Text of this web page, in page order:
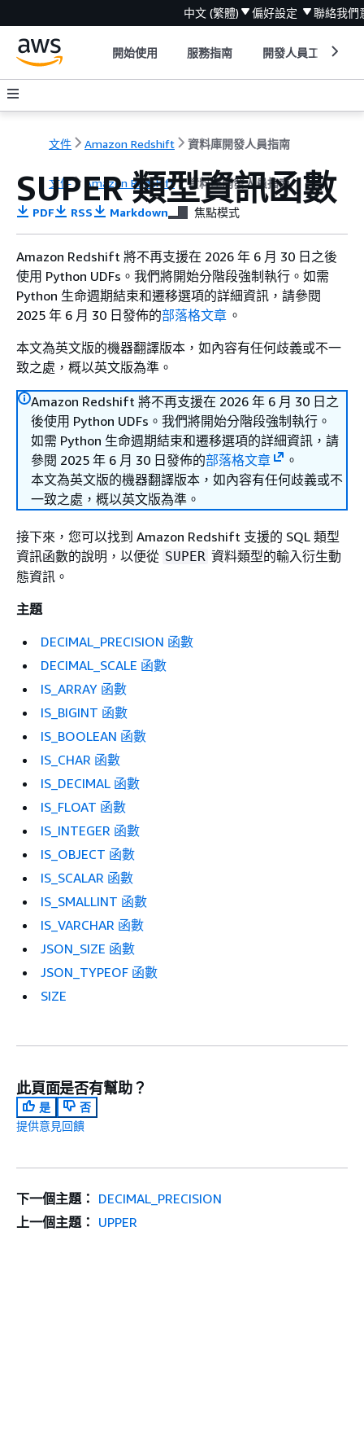
中文 (繁體) 偏好設定 聯絡我們
開始使用 服務指南 開發人員工具
文件 Amazon Redshift 資料庫開發人員指南
文件 Amazon Redshift 資料庫開發人員指南
SUPER 類型資訊函數
PDF RSS Markdown 焦點模式
Amazon Redshift 將不再支援在 2026 年 6 月 30 日之後
使用 Python UDFs。我們將開始分階段強制執行。如需
Python 生命週期結束和遷移選項的詳細資訊，請參閱
2025 年 6 月 30 日發佈的部落格文章 。
本文為英文版的機器翻譯版本，如內容有任何歧義或不一
致之處，概以英文版為準。
Amazon Redshift 將不再支援在 2026 年 6 月 30 日之
後使用 Python UDFs。我們將開始分階段強制執行。
如需 Python 生命週期結束和遷移選項的詳細資訊，請
參閱 2025 年 6 月 30 日發佈的部落格文章
。
本文為英文版的機器翻譯版本，如內容有任何歧義或不
一致之處，概以英文版為準。
接下來，您可以找到 Amazon Redshift 支援的 SQL 類型
資訊函數的說明，以便從 SUPER 資料類型的輸入衍生動
態資訊。
主題
DECIMAL_PRECISION 函數
DECIMAL_SCALE 函數
IS_ARRAY 函數
IS_BIGINT 函數
IS_BOOLEAN 函數
IS_CHAR 函數
IS_DECIMAL 函數
IS_FLOAT 函數
IS_INTEGER 函數
IS_OBJECT 函數
IS_SCALAR 函數
IS_SMALLINT 函數
IS_VARCHAR 函數
JSON_SIZE 函數
JSON_TYPEOF 函數
SIZE
此頁面是否有幫助？
是
否
提供意見回饋
下一個主題： DECIMAL_PRECISION
上一個主題： UPPER